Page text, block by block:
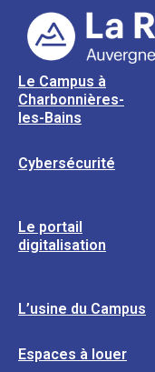
Le Campus à
Charbonnières-
les-Bains
Cybersécurité
Le portail
digitalisation
L’usine du Campus
Espaces à louer